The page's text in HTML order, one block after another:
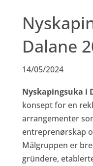
Dalane
14/05/2024
Nyskapingsuka i
konseptfor en
arrangementer
entreprenørskap
Målgruppen er
gründere,